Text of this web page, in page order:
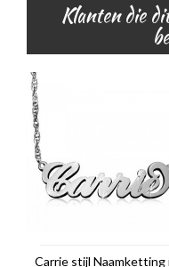
Klanten die
Carrie stijl Naamketting